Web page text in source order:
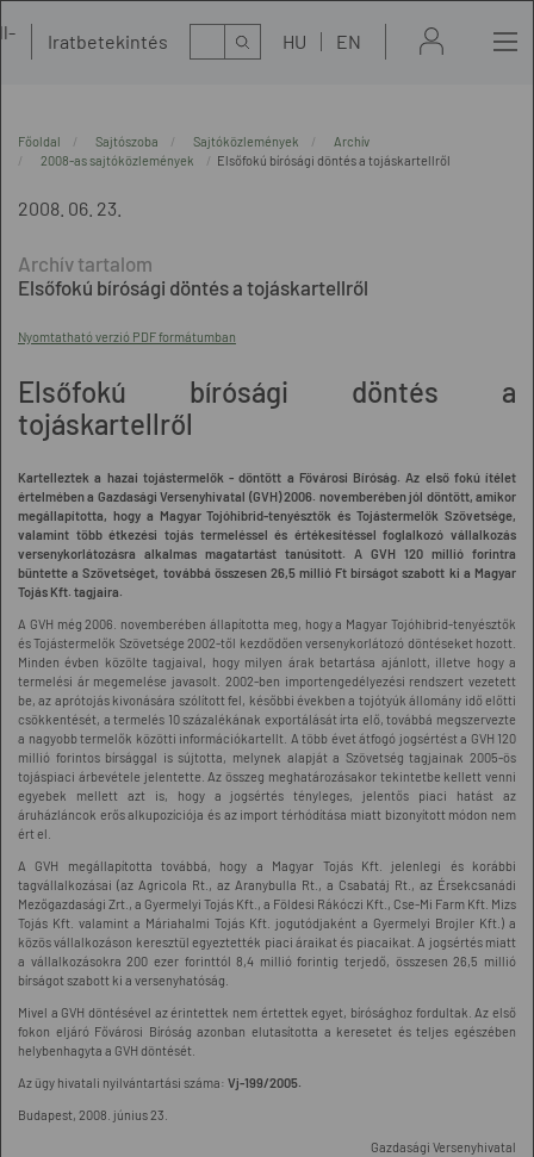
Iratbetekintés Kereső HU EN
Főoldal Sajtószoba Sajtóközlemények
Archív
2008-as sajtóközlemények
Elsőfokú bírósági döntés a tojáskartellről
2008. 06. 23.
Elsőfokú bírósági döntés a tojáskartellről
Nyomtatható verzió PDF formátumban
Elsőfokú bírósági döntés a
tojáskartellről
Kartelleztek a hazai tojástermelők - döntött a Fővárosi Bíróság. Az első fokú ítélet
értelmében a Gazdasági Versenyhivatal (GVH) 2006. novemberében jól döntött, amikor
megállapította, hogy a Magyar Tojóhibrid-tenyésztők és Tojástermelők Szövetsége,
valamint több étkezési tojás termeléssel és értékesítéssel foglalkozó vállalkozás
versenykorlátozásra alkalmas magatartást tanúsított. A GVH 120 millió forintra
büntette a Szövetséget, továbbá összesen 26,5 millió Ft bírságot szabott ki a Magyar
Tojás Kft. tagjaira.
A GVH még 2006. novemberében állapította meg, hogy a Magyar Tojóhibrid-tenyésztők
és Tojástermelők Szövetsége 2002-től kezdődően versenykorlátozó döntéseket hozott.
Minden évben közölte tagjaival, hogy milyen árak betartása ajánlott, illetve hogy a
termelési ár megemelése javasolt. 2002-ben importengedélyezési rendszert vezetett
be, az aprótojás kivonására szólított fel, későbbi években a tojótyúk állomány idő előtti
csökkentését, a termelés 10 százalékának exportálását írta elő, továbbá megszervezte
a nagyobb termelők közötti információkartellt. A több évet átfogó jogsértést a GVH 120
millió forintos bírsággal is sújtotta, melynek alapját a Szövetség tagjainak 2005-ös
tojáspiaci árbevétele jelentette. Az összeg meghatározásakor tekintetbe kellett venni
egyebek mellett azt is, hogy a jogsértés tényleges, jelentős piaci hatást az
áruházláncok erős alkupozíciója és az import térhódítása miatt bizonyított módon nem
ért el.
A GVH megállapította továbbá, hogy a Magyar Tojás Kft. jelenlegi és korábbi
tagvállalkozásai (az Agricola Rt., az Aranybulla Rt., a Csabatáj Rt., az Érsekcsanádi
Mezőgazdasági Zrt., a Gyermelyi Tojás Kft., a Földesi Rákóczi Kft., Cse-Mi Farm Kft. Mizs
Tojás Kft. valamint a Máriahalmi Tojás Kft. jogutódjaként a Gyermelyi Brojler Kft.) a
közös vállalkozáson keresztül egyeztették piaci áraikat és piacaikat. A jogsértés miatt
a vállalkozásokra 200 ezer forinttól 8,4 millió forintig terjedő, összesen 26,5 millió
bírságot szabott ki a versenyhatóság.
Mivel a GVH döntésével az érintettek nem értettek egyet, bírósághoz fordultak. Az első
fokon eljáró Fővárosi Bíróság azonban elutasította a keresetet és teljes egészében
helybenhagyta a GVH döntését.
Az ügy hivatali nyilvántartási száma: Vj-199/2005.
Budapest, 2008. június 23.
Gazdasági Versenyhivatal